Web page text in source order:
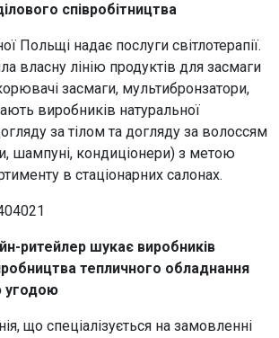
співробітництва
Польщі надає послуги світлотерапії.
власну лінію продуктів для засмаги
засмаги, мультибронзатори,
виробників натуральної
за тілом та догляду за волоссям
шампуні, кондиціонери) з метою
в стаціонарних салонах.
ритейлер шукає виробників
тепличного обладнання
угодою
що спеціалізується на замовленні